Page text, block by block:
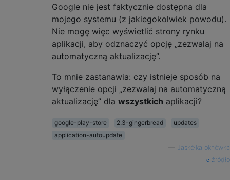
Google nie jest faktycznie dostępna dla
mojego systemu (z jakiegokolwiek powodu).
Nie mogę więc wyświetlić strony rynku
aplikacji, aby odznaczyć opcję „zezwalaj na
automatyczną aktualizację”.
To mnie zastanawia: czy istnieje sposób na
wyłączenie opcji „zezwalaj na automatyczną
aktualizację” dla wszystkich aplikacji?
google-play-store 2.3-gingerbread
updates
application-autoupdate
Jaskółka oknówka
źródło